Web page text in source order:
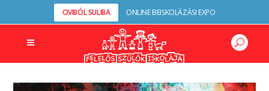
OVIBÓL SULIBA ONLINE BEISKOLÁZÁSI EXPO